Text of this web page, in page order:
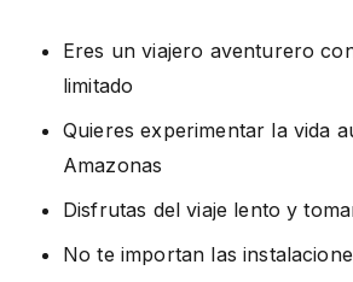
Eres un viajero aventurero
limitado
Quieres experimentar la vida
Amazonas
Disfrutas del viaje lento y
No te importan las